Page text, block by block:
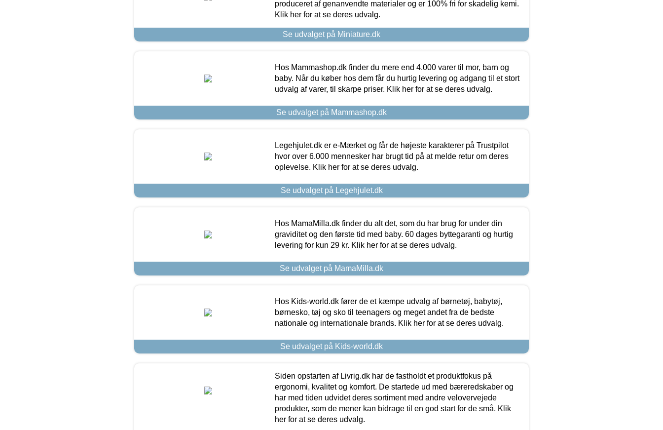
produceret af genanvendte materialer og er 100% fri for skadelig kemi.
Klik her for at se deres udvalg.
Se udvalget på Miniature.dk
Hos Mammashop.dk finder du mere end 4.000 varer til mor, barn og
baby. Når du køber hos dem får du hurtig levering og adgang til et stort
udvalg af varer, til skarpe priser. Klik her for at se deres udvalg.
Se udvalget på Mammashop.dk
Legehjulet.dk er e-Mærket og får de højeste karakterer på Trustpilot
hvor over 6.000 mennesker har brugt tid på at melde retur om deres
oplevelse. Klik her for at se deres udvalg.
Se udvalget på Legehjulet.dk
Hos MamaMilla.dk finder du alt det, som du har brug for under din
graviditet og den første tid med baby. 60 dages byttegaranti og hurtig
levering for kun 29 kr. Klik her for at se deres udvalg.
Se udvalget på MamaMilla.dk
Hos Kids-world.dk fører de et kæmpe udvalg af børnetøj, babytøj,
børnesko, tøj og sko til teenagers og meget andet fra de bedste
nationale og internationale brands. Klik her for at se deres udvalg.
Se udvalget på Kids-world.dk
Siden opstarten af Livrig.dk har de fastholdt et produktfokus på
ergonomi, kvalitet og komfort. De startede ud med bæreredskaber og
har med tiden udvidet deres sortiment med andre velovervejede
produkter, som de mener kan bidrage til en god start for de små. Klik
her for at se deres udvalg.